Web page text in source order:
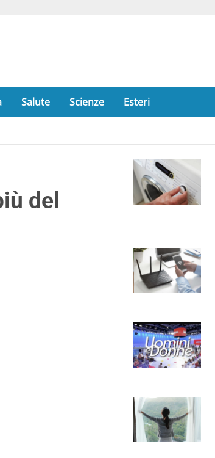
Salute Scienze Esteri
del